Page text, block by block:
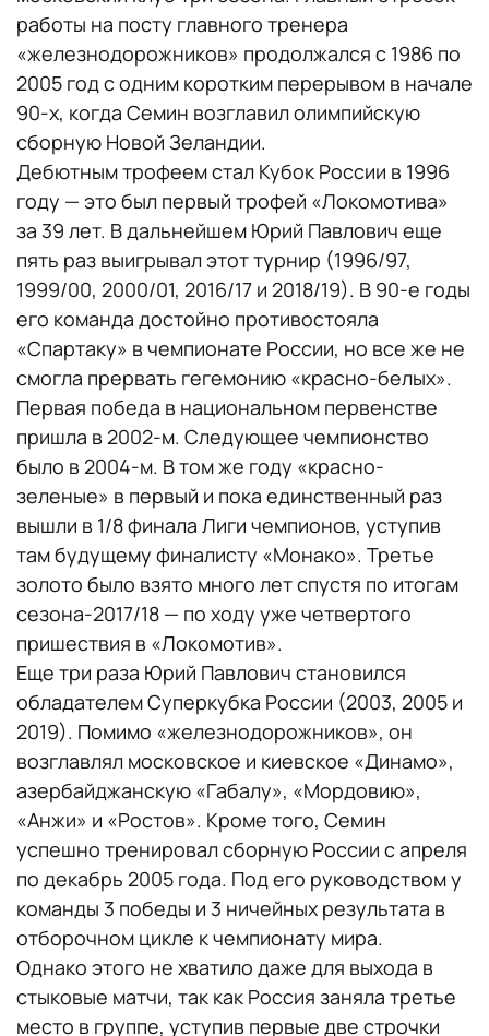
работы на посту главного тренера
«железнодорожников» продолжался с 1986 по
2005 год с одним коротким перерывом в начале
90-х, когда Семин возглавил олимпийскую
сборную Новой Зеландии.
Дебютным трофеем стал Кубок России в 1996
году — это был первый трофей «Локомотива»
за 39 лет. В дальнейшем Юрий Павлович еще
пять раз выигрывал этот турнир (1996/97,
1999/00, 2000/01, 2016/17 и 2018/19). В 90-е годы
его команда достойно противостояла
«Спартаку» в чемпионате России, но все же не
смогла прервать гегемонию «красно-белых».
Первая победа в национальном первенстве
пришла в 2002-м. Следующее чемпионство
было в 2004-м. В том же году «красно-
зеленые» в первый и пока единственный раз
вышли в 1/8 финала Лиги чемпионов, уступив
там будущему финалисту «Монако». Третье
золото было взято много лет спустя по итогам
сезона-2017/18 — по ходу уже четвертого
пришествия в «Локомотив».
Еще три раза Юрий Павлович становился
обладателем Суперкубка России (2003, 2005 и
2019). Помимо «железнодорожников», он
возглавлял московское и киевское «Динамо»,
азербайджанскую «Габалу», «Мордовию»,
«Анжи» и «Ростов». Кроме того, Семин
успешно тренировал сборную России с апреля
по декабрь 2005 года. Под его руководством у
команды 3 победы и 3 ничейных результата в
отборочном цикле к чемпионату мира.
Однако этого не хватило даже для выхода в
стыковые матчи, так как Россия заняла третье
место в группе, уступив первые две строчки